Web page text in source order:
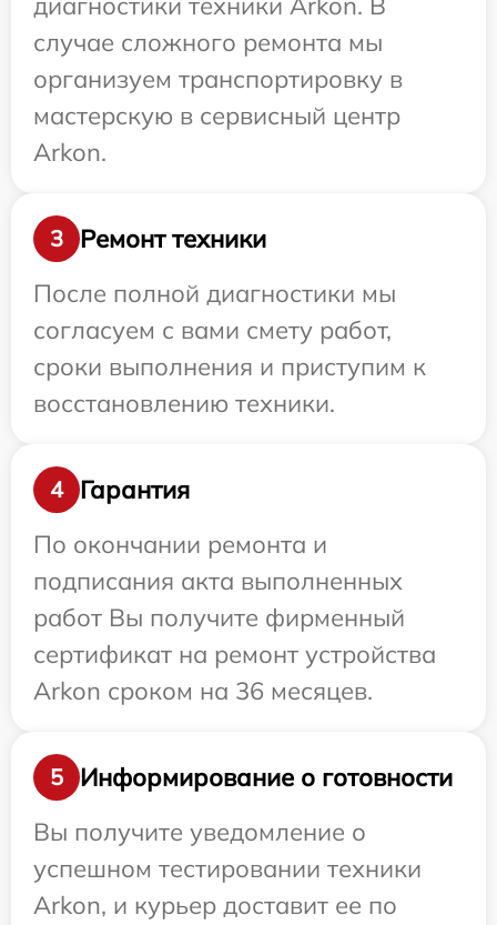
случае сложного ремонта мы
организуем транспортировку в
мастерскую в сервисный центр
Arkon.
3
Ремонт техники
После полной диагностики мы
согласуем с вами смету работ,
сроки выполнения и приступим к
восстановлению техники.
4
Гарантия
По окончании ремонта и
подписания акта выполненных
работ Вы получите фирменный
сертификат на ремонт устройства
Arkon сроком на 36 месяцев.
5
Информирование о готовности
Вы получите уведомление о
успешном тестировании техники
Arkon, и курьер доставит ее по